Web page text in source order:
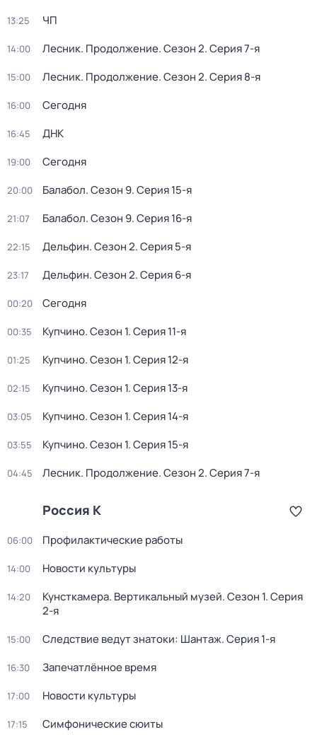
13:25 ЧП
14:00 Лесник. Продолжение. Сезон 2. Серия 7-я
15:00 Лесник. Продолжение. Сезон 2. Серия 8-я
16:00 Сегодня
16:45 ДНК
19:00 Сегодня
20:00 Балабол. Сезон 9. Серия 15-я
21:07 Балабол. Сезон 9. Серия 16-я
22:15 Дельфин. Сезон 2. Серия 5-я
23:17 Дельфин. Сезон 2. Серия 6-я
00:20 Сегодня
00:35 Купчино. Сезон 1. Серия 11-я
01:25 Купчино. Сезон 1. Серия 12-я
02:15 Купчино. Сезон 1. Серия 13-я
03:05 Купчино. Сезон 1. Серия 14-я
03:55 Купчино. Сезон 1. Серия 15-я
04:45 Лесник. Продолжение. Сезон 2. Серия 7-я
Россия К
06:00 Профилактические работы
14:00 Новости культуры
14:20 Кунсткамера. Вертикальный музей. Сезон 1. Серия
2-я
15:00 Следствие ведут знатоки: Шантаж. Серия 1-я
16:30 Запечатлённое время
17:00 Новости культуры
17:15 Симфонические сюиты